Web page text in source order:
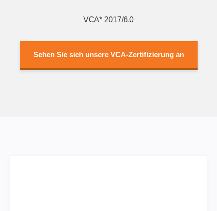
VCA* 2017/6.0
Sehen Sie sich unsere VCA-Zertifizierung an